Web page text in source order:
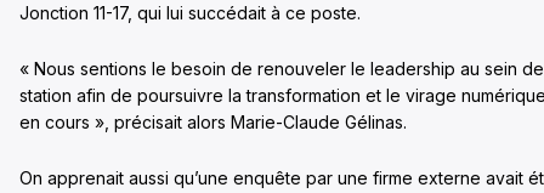
Jonction 11-17, qui lui succédait à ce poste.
« Nous sentions le besoin de renouveler le leadership au sein
station afin de poursuivre la transformation et le virage
en cours », précisait alors Marie-Claude Gélinas.
On apprenait aussi qu’une enquête par une firme externe avait